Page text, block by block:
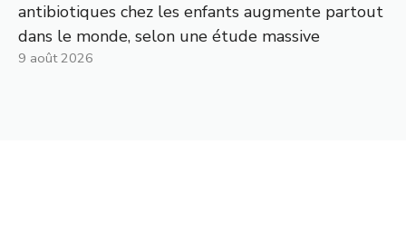
antibiotiques chez les enfants augmente partout
dans le monde, selon une étude massive
9 août 2026